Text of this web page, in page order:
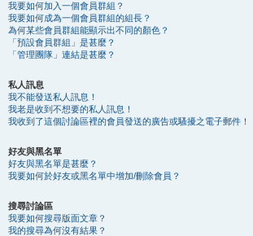
我要如何加入一個會員群組？
我要如何成為一個會員群組的組長？
為何某些會員群組能顯示出不同的顏色？
「預設會員群組」是甚麼？
「管理團隊」連結是甚麼？
私人訊息
我不能發送私人訊息！
我老是收到不想要的私人訊息！
我收到了這個討論區裡的會員發送的廣告或騷擾之電子郵件！
好友與黑名單
好友與黑名單是甚麼？
我要如何於好友或黑名單中增加/刪除會員？
搜尋討論區
我要如何搜尋版面文章？
我的搜尋為何沒有結果？